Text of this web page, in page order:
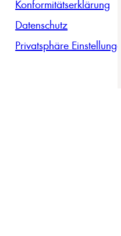
Konformitätserklärung
Datenschutz
Privatsphäre Einstellungen